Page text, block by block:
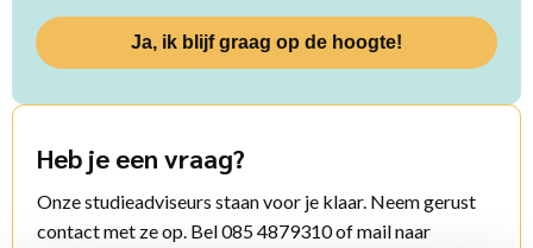
Heb je een vraag?
Onze studieadviseurs staan voor je klaar. Neem gerust
contact met ze op. Bel 085 4879310 of mail naar